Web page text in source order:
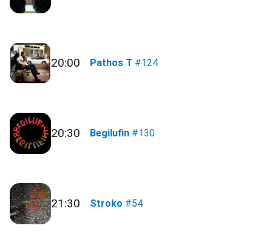
20:00 Pathos T #124
20:30 Begilufin #130
21:30 Stroko #54